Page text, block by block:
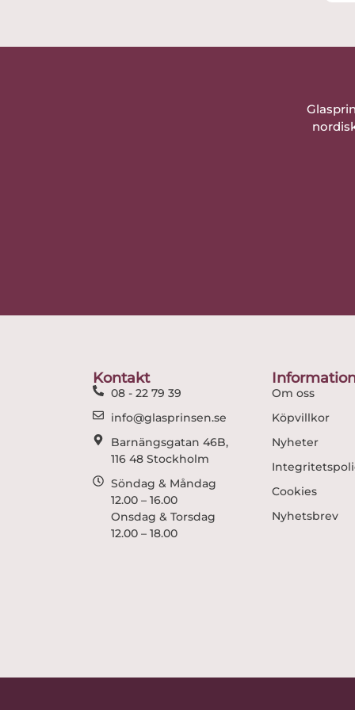
Kontakt
08 - 22 79 39
info@glasprinsen.se
Barnängsgatan 46B,
116 48 Stockholm
Söndag & Måndag
12.00 – 16.00
Onsdag & Torsdag
12.00 – 18.00
Om oss
Köpvillkor
Nyheter
Cookies
Nyhetsbrev